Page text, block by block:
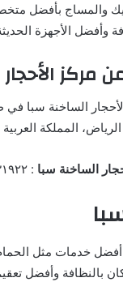
والمساج بأفضل
وأفضل الأجهزة
مركز
الساخنة سبا
الرياض، المملكة
الساخنة سبا : ٩٦٦٥٣٣٣٣١٩٢٢
خدمات مثل
بالنظافة وأفضل